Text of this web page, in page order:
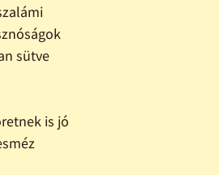
sütve
is jó